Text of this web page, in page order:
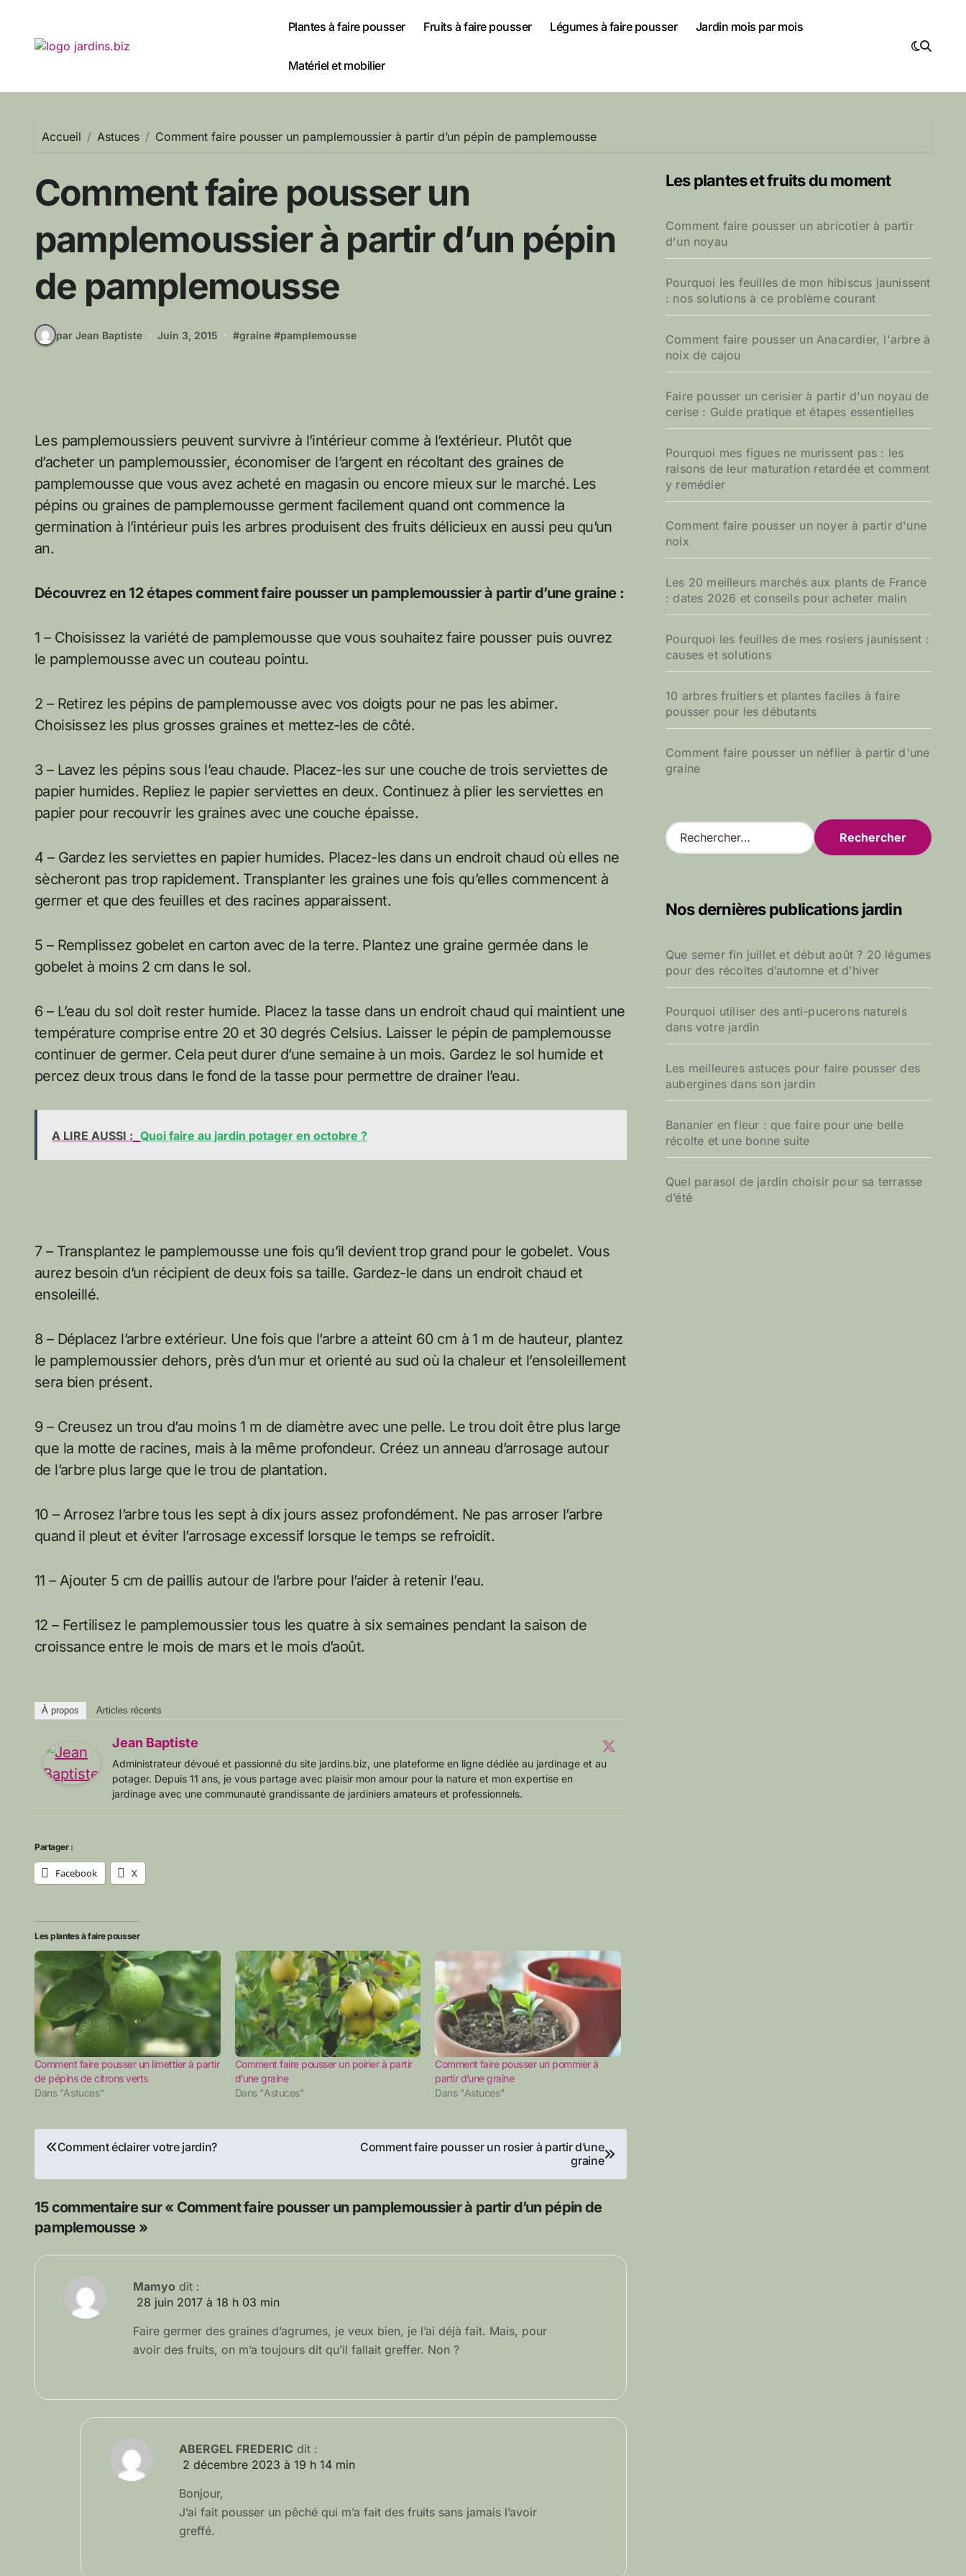
contenu
Plantes à faire pousser Fruits à faire pousser Légumes à faire pousser Jardin mois par mois
Matériel et mobilier
Accueil Astuces Comment faire pousser un pamplemoussier à partir d’un pépin de pamplemousse
Comment faire pousser un
pamplemoussier à partir d’un pépin
de pamplemousse
par Jean Baptiste Juin 3, 2015 #graine #pamplemousse
Les pamplemoussiers peuvent survivre à l’intérieur comme à l’extérieur. Plutôt que
d’acheter un pamplemoussier, économiser de l’argent en récoltant des graines de
pamplemousse que vous avez acheté en magasin ou encore mieux sur le marché. Les
pépins ou graines de pamplemousse germent facilement quand ont commence la
germination à l’intérieur puis les arbres produisent des fruits délicieux en aussi peu qu’un
an.
Découvrez en 12 étapes comment faire pousser un pamplemoussier à partir d’une graine :
1 – Choisissez la variété de pamplemousse que vous souhaitez faire pousser puis ouvrez
le pamplemousse avec un couteau pointu.
2 – Retirez les pépins de pamplemousse avec vos doigts pour ne pas les abimer.
Choisissez les plus grosses graines et mettez-les de côté.
3 – Lavez les pépins sous l’eau chaude. Placez-les sur une couche de trois serviettes de
papier humides. Repliez le papier serviettes en deux. Continuez à plier les serviettes en
papier pour recouvrir les graines avec une couche épaisse.
4 – Gardez les serviettes en papier humides. Placez-les dans un endroit chaud où elles ne
sècheront pas trop rapidement. Transplanter les graines une fois qu’elles commencent à
germer et que des feuilles et des racines apparaissent.
5 – Remplissez gobelet en carton avec de la terre. Plantez une graine germée dans le
gobelet à moins 2 cm dans le sol.
6 – L’eau du sol doit rester humide. Placez la tasse dans un endroit chaud qui maintient une
température comprise entre 20 et 30 degrés Celsius. Laisser le pépin de pamplemousse
continuer de germer. Cela peut durer d’une semaine à un mois. Gardez le sol humide et
percez deux trous dans le fond de la tasse pour permettre de drainer l’eau.
A LIRE AUSSI : Quoi faire au jardin potager en octobre ?
7 – Transplantez le pamplemousse une fois qu’il devient trop grand pour le gobelet. Vous
aurez besoin d’un récipient de deux fois sa taille. Gardez-le dans un endroit chaud et
ensoleillé.
8 – Déplacez l’arbre extérieur. Une fois que l’arbre a atteint 60 cm à 1 m de hauteur, plantez
le pamplemoussier dehors, près d’un mur et orienté au sud où la chaleur et l’ensoleillement
sera bien présent.
9 – Creusez un trou d’au moins 1 m de diamètre avec une pelle. Le trou doit être plus large
que la motte de racines, mais à la même profondeur. Créez un anneau d’arrosage autour
de l’arbre plus large que le trou de plantation.
10 – Arrosez l’arbre tous les sept à dix jours assez profondément. Ne pas arroser l’arbre
quand il pleut et éviter l’arrosage excessif lorsque le temps se refroidit.
11 – Ajouter 5 cm de paillis autour de l’arbre pour l’aider à retenir l’eau.
12 – Fertilisez le pamplemoussier tous les quatre à six semaines pendant la saison de
croissance entre le mois de mars et le mois d’août.
À propos Articles récents
Jean Baptiste
Administrateur dévoué et passionné du site jardins.biz, une plateforme en ligne dédiée au jardinage et au
potager. Depuis 11 ans, je vous partage avec plaisir mon amour pour la nature et mon expertise en
jardinage avec une communauté grandissante de jardiniers amateurs et professionnels.
Partager :
Facebook X
Les plantes à faire pousser
Comment faire pousser un limettier à partir
de pépins de citrons verts
Dans "Astuces"
Comment faire pousser un poirier à partir
d’une graine
Dans "Astuces"
Comment faire pousser un pommier à
partir d’une graine
Dans "Astuces"
Navigation
de
l’article
Comment éclairer votre jardin?
Comment faire pousser un rosier à partir d’une
graine
15 commentaire sur « Comment faire pousser un pamplemoussier à partir d’un pépin de
pamplemousse »
Mamyo dit :
28 juin 2017 à 18 h 03 min
Faire germer des graines d’agrumes, je veux bien, je l’ai déjà fait. Mais, pour
avoir des fruits, on m’a toujours dit qu’il fallait greffer. Non ?
ABERGEL FREDERIC dit :
2 décembre 2023 à 19 h 14 min
Bonjour,
J’ai fait pousser un pêché qui m’a fait des fruits sans jamais l’avoir
greffé.
Les plantes et fruits du moment
Comment faire pousser un abricotier à partir
d'un noyau
Pourquoi les feuilles de mon hibiscus jaunissent
: nos solutions à ce problème courant
Comment faire pousser un Anacardier, l'arbre à
noix de cajou
Faire pousser un cerisier à partir d'un noyau de
cerise : Guide pratique et étapes essentielles
Pourquoi mes figues ne murissent pas : les
raisons de leur maturation retardée et comment
y remédier
Comment faire pousser un noyer à partir d'une
noix
Les 20 meilleurs marchés aux plants de France
: dates 2026 et conseils pour acheter malin
Pourquoi les feuilles de mes rosiers jaunissent :
causes et solutions
10 arbres fruitiers et plantes faciles à faire
pousser pour les débutants
Comment faire pousser un néflier à partir d'une
graine
R
e
r
e
r
Nos dernières publications jardin
Que semer fin juillet et début août ? 20 légumes
pour des récoltes d’automne et d’hiver
Pourquoi utiliser des anti-pucerons naturels
dans votre jardin
Les meilleures astuces pour faire pousser des
aubergines dans son jardin
Bananier en fleur : que faire pour une belle
récolte et une bonne suite
Quel parasol de jardin choisir pour sa terrasse
d’été